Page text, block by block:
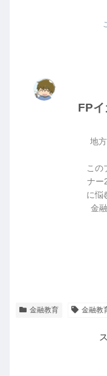
FP
地
この
ナー
に悩
金
金融教育 金融教